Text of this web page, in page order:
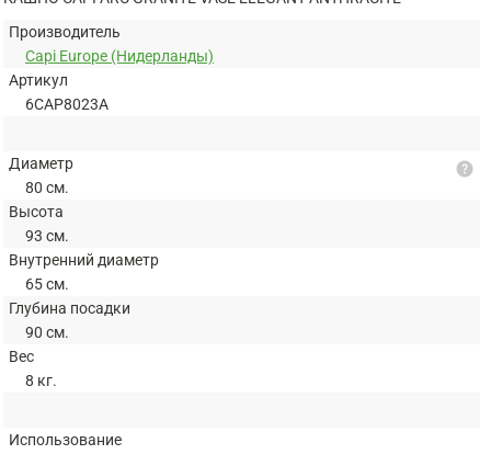
Производитель
Capi Europe (Нидерланды)
Артикул
6CAP8023A
Диаметр
80 см.
Высота
93 см.
Внутренний диаметр
65 см.
Глубина посадки
90 см.
Вес
8 кг.
help
Использование